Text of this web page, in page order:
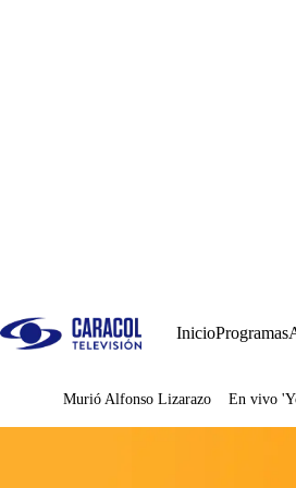
InicioProgramas
Juegos
Murió Alfonso Lizarazo En vivo